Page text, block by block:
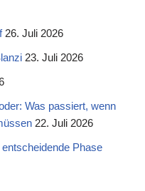
26. Juli 2026
23. Juli 2026
Was passiert, wenn
22. Juli 2026
Phase